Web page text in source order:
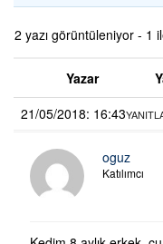
2 yazı görüntüleniyor - 1
Yazar
21/05/2018: 16:43
oguz
Katılımcı